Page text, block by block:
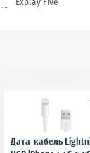
Дата-кабель